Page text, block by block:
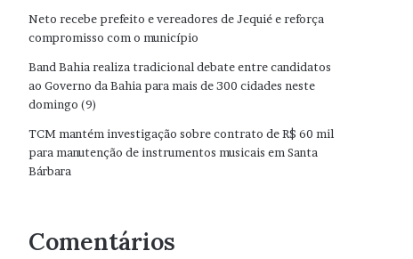
Neto recebe prefeito e vereadores de Jequié e reforça
compromisso com o município
Band Bahia realiza tradicional debate entre candidatos
ao Governo da Bahia para mais de 300 cidades neste
domingo (9)
TCM mantém investigação sobre contrato de R$ 60 mil
para manutenção de instrumentos musicais em Santa
Bárbara
Comentários